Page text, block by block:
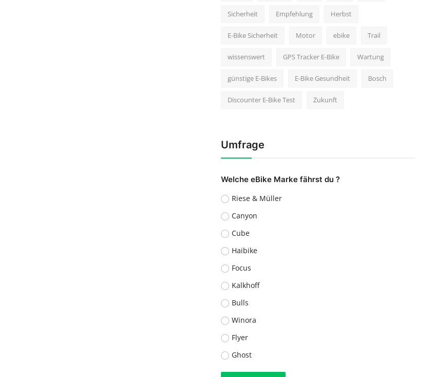
Sicherheit Empfehlung Herbst
E-Bike Sicherheit Motor ebike Trail
wissenswert GPS Tracker E-Bike Wartung
günstige E-Bikes E-Bike Gesundheit Bosch
Discounter E-Bike Test Zukunft
Umfrage
Welche eBike Marke fährst du ?
Riese & Müller
Canyon
Cube
Haibike
Focus
Kalkhoff
Bulls
Winora
Flyer
Ghost